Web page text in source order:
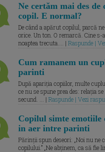
Ne certăm mai des de
copil. E normal?
De când a apărut copilul, parcă
orice. Un ton. O remarcă. Cine s-
noaptea trecuta.... | Raspunde |
Cum ramanem un
parinti
După apariția copiilor, multe
ce nu se spune prea des: relația
secund. ... | Raspunde | Vezi
Copilul simte emotiile
in aer intre parinti
Părinții spun deseori: „Noi nu ne
copilului.” „Ne abținem, ca să fie